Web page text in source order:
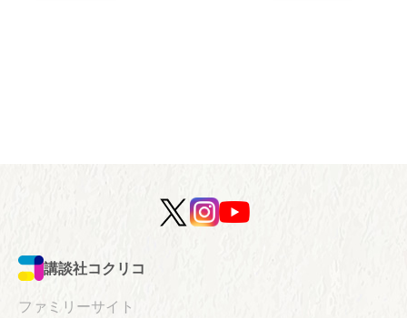
講談社コクリコ
ファミリーサイト